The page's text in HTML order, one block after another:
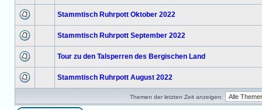
Stammtisch Ruhrpott Oktober 2022
Stammtisch Ruhrpott September 2022
Tour zu den Talsperren des Bergischen Land
Stammtisch Ruhrpott August 2022
Themen der letzten Zeit anzeigen: